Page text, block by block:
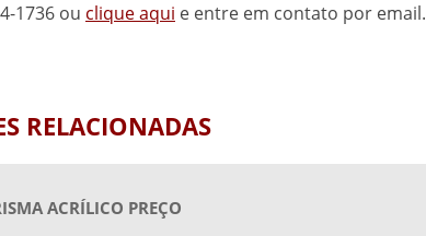
1736 ou clique aqui e entre em contato por email.
RELACIONADAS
ACRÍLICO PREÇO